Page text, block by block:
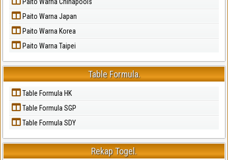
Paito Warna Japan
Paito Warna Korea
Paito Warna Taipei
Table Formula.
Table Formula HK
Table Formula SGP
Table Formula SDY
Rekap Togel.